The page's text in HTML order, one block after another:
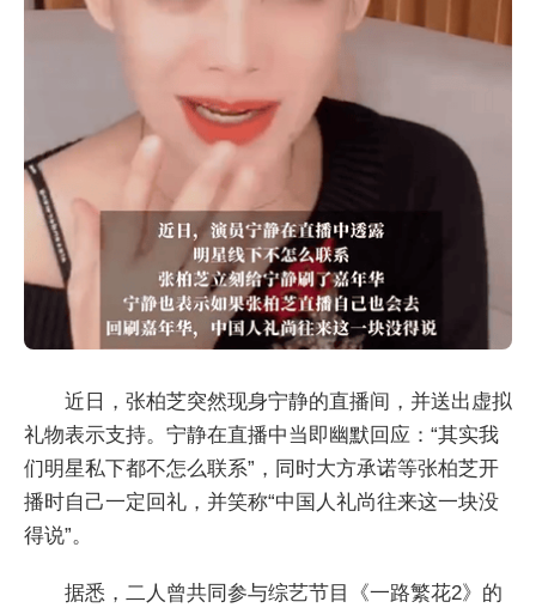
近日，张柏芝突然现身宁静的直播间，并送出虚拟
礼物表示支持。宁静在直播中当即幽默回应：“其实我
们明星私下都不怎么联系”，同时大方承诺等张柏芝开
播时自己一定回礼，并笑称“中国人礼尚往来这一块没
得说”。
据悉，二人曾共同参与综艺节目《一路繁花2》的